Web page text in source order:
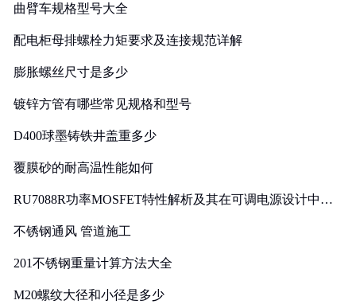
曲臂车规格型号大全
配电柜母排螺栓力矩要求及连接规范详解
膨胀螺丝尺寸是多少
镀锌方管有哪些常见规格和型号
D400球墨铸铁井盖重多少
覆膜砂的耐高温性能如何
RU7088R功率MOSFET特性解析及其在可调电源设计中的
不锈钢通风 管道施工
201不锈钢重量计算方法大全
M20螺纹大径和小径是多少